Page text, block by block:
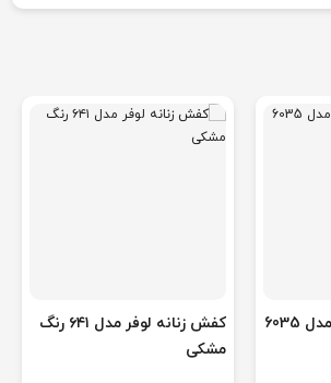
کفش زنانه مجلسی مدل 6035
کفش زنانه لوفر مدل ۶۴۱ رنگ
مشکی